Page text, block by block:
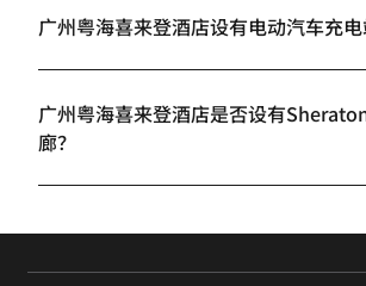
广州粤海喜来登酒店设有电动汽车充电
广州粤海喜来登酒店是否设有
廊？